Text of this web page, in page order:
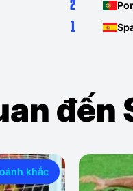
2
1
đến
khắc